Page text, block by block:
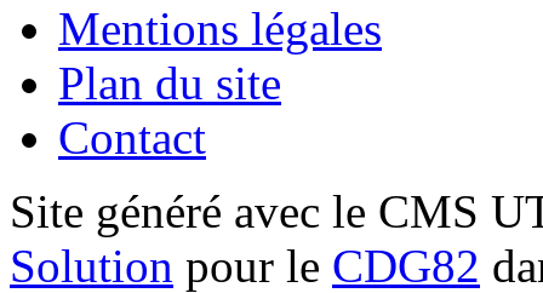
Mentions légales
Plan du site
Contact
Site généré avec le CMS
Solution pour le CDG82